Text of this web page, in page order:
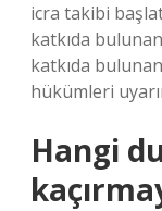
icra takibi
katkıda
katkıda
hükümleri
Hangi